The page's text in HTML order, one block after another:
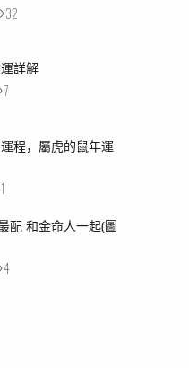
32
詳解
7
程，屬虎的鼠年運
1
配 和金命人一起(圖
4